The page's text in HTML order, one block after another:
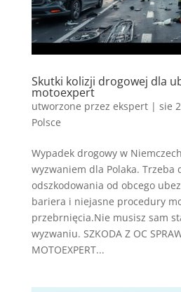
Skutki kolizji drogowej dla
motoexpert
utworzone przez ekspert| sie
Polsce
Wypadek drogowy w
wyzwaniem dla Polaka. Trzeba
odszkodowania od obcego
bariera i niejasne procedury
przebrnięcia.Nie musisz sam
wyzwaniu. SZKODA Z OC
MOTOEXPERT...